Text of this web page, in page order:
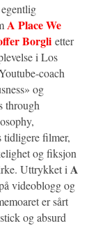
A Place We
Borgli etter
i Los
coach
og
through
tidligere filmer,
og fiksjon
Uttrykket i A
videoblogg og
er sårt
og absurd